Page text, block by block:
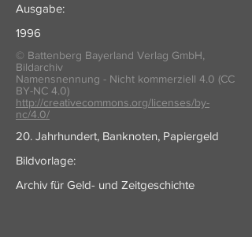
Ausgabe:
1996
© Battenberg Bayerland Verlag GmbH,
Bildarchiv
Namensnennung - Nicht kommerziell 4.0 (CC
BY-NC 4.0)
http://creativecommons.org/licenses/by-
nc/4.0/
20. Jahrhundert, Banknoten, Papiergeld
Bildvorlage:
Archiv für Geld- und Zeitgeschichte